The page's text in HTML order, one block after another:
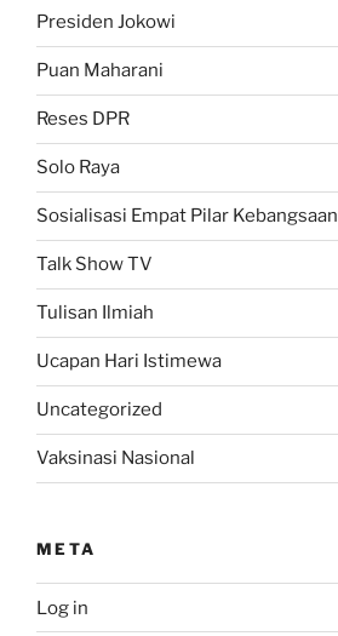
Presiden Jokowi
Puan Maharani
Reses DPR
Solo Raya
Sosialisasi Empat Pilar Kebangsaan
Talk Show TV
Tulisan Ilmiah
Ucapan Hari Istimewa
Uncategorized
Vaksinasi Nasional
META
Log in